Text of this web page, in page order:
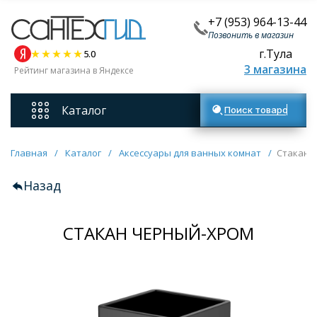
+7 (953) 964-13-44
Позвонить в магазин
5.0
Рейтинг магазина в Яндексе
г.Тула
3 магазина
Каталог
Смесители
Унитазы
Мебель для ванных комнат
Поиск товаров
Главная / Каталог / Аксессуары для ванных комнат / Стакан
Назад
СТАКАН ЧЕРНЫЙ-ХРОМ